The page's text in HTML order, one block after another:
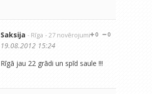
Saksija - Rīga - 27 novērojumi 0
0
19.08.2012 15:24
Rīgā jau 22 grādi un spīd saule !!!